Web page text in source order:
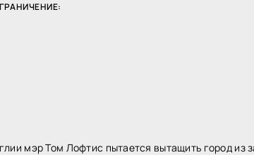
мэр Том Лофтис пытается вытащить город из